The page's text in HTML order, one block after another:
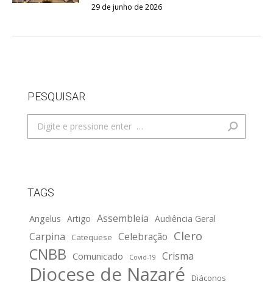
29 de junho de 2026
PESQUISAR
Search:
TAGS
Angelus Artigo Assembleia Audiência Geral
Carpina Catequese Celebração Clero
CNBB Comunicado Covid-19 Crisma
Diocese de Nazaré
Diáconos